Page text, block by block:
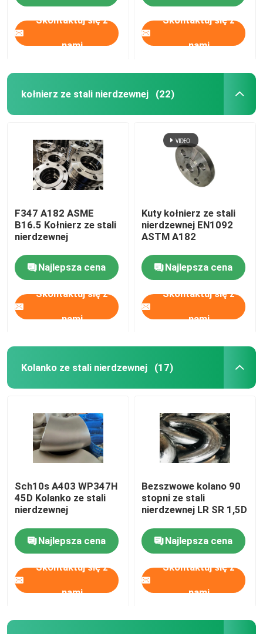
Skontaktuj się z
nami
Skontaktuj się z
nami
kołnierz ze stali nierdzewnej (22)
F347 A182 ASME
B16.5 Kołnierz ze stali
nierdzewnej
Najlepsza cena
Skontaktuj się z
nami
Kuty kołnierz ze stali
nierdzewnej EN1092
ASTM A182
Najlepsza cena
Skontaktuj się z
nami
Kolanko ze stali nierdzewnej (17)
Sch10s A403 WP347H
45D Kolanko ze stali
nierdzewnej
Najlepsza cena
Skontaktuj się z
nami
Bezszwowe kolano 90
stopni ze stali
nierdzewnej LR SR 1,5D
Najlepsza cena
Skontaktuj się z
nami